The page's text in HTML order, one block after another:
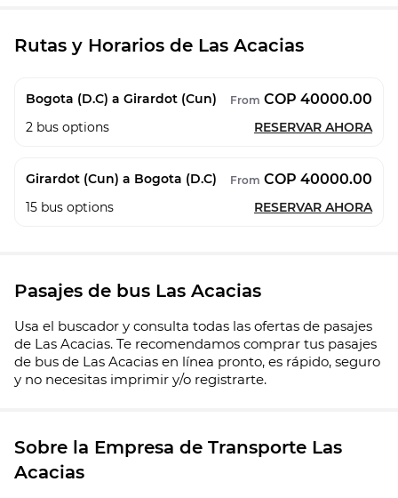
Rutas y Horarios de Las Acacias
Bogota (D.C) a Girardot (Cun) From COP 40000.00
2 bus options RESERVAR AHORA
Girardot (Cun) a Bogota (D.C) From COP 40000.00
15 bus options RESERVAR AHORA
Pasajes de bus Las Acacias
Usa el buscador y consulta todas las ofertas de pasajes
de Las Acacias. Te recomendamos comprar tus pasajes
de bus de Las Acacias en línea pronto, es rápido, seguro
y no necesitas imprimir y/o registrarte.
Sobre la Empresa de Transporte Las
Acacias